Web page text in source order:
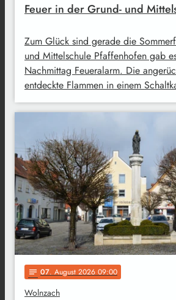
Feuer in der Grund- und
Zum Glück sind gerade die
und Mittelschule Pfaffenhofen gab
Nachmittag Feueralarm. Die
entdeckte Flammen in einem
notes 07. August 2026 09:00
Wolnzach